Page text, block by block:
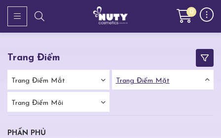
0
Trang Điểm
Trang Điểm Mắt Trang Điểm Mặt
Trang Điểm Môi
PHẤN PHỦ